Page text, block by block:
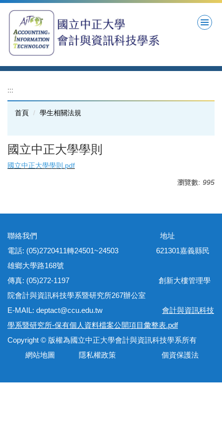
到
區
:::
首頁 學生相關法規
國立中正大學學則
國立中正大學學則.pdf
瀏覽數: 995
聯絡我們 地址
電話: (05)2720411轉24501~24503 621301嘉義縣民
雄鄉大學路168號
傳真: (05)272-1197 創新大樓管理學
院會計與資訊科技學系暨研究所267辦公室
E-MAIL: deptact@ccu.edu.tw 會計與資訊科技
學系暨研究所-保有個人資料檔案公開項目彙整表.pdf
Copyright © 版權為國立中正大學會計與資訊科技學系所有
網站地圖 隱私權政策 個資保護法